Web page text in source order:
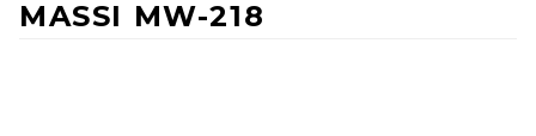
MASSI MW-218